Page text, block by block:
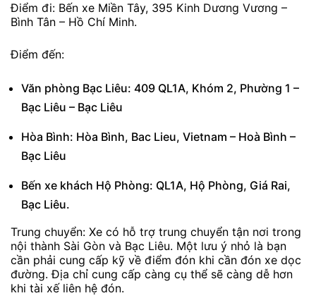
Điểm đi: Bến xe Miền Tây, 395 Kinh Dương Vương –
Bình Tân – Hồ Chí Minh.
Điểm đến:
Văn phòng Bạc Liêu: 409 QL1A, Khóm 2, Phường 1 –
Bạc Liêu – Bạc Liêu
Hòa Bình: Hòa Bình, Bac Lieu, Vietnam – Hoà Bình –
Bạc Liêu
Bến xe khách Hộ Phòng: QL1A, Hộ Phòng, Giá Rai,
Bạc Liêu.
Trung chuyển: Xe có hỗ trợ trung chuyển tận nơi trong
nội thành Sài Gòn và Bạc Liêu. Một lưu ý nhỏ là bạn
cần phải cung cấp kỹ về điểm đón khi cần đón xe dọc
đường. Địa chỉ cung cấp càng cụ thể sẽ càng dễ hơn
khi tài xế liên hệ đón.